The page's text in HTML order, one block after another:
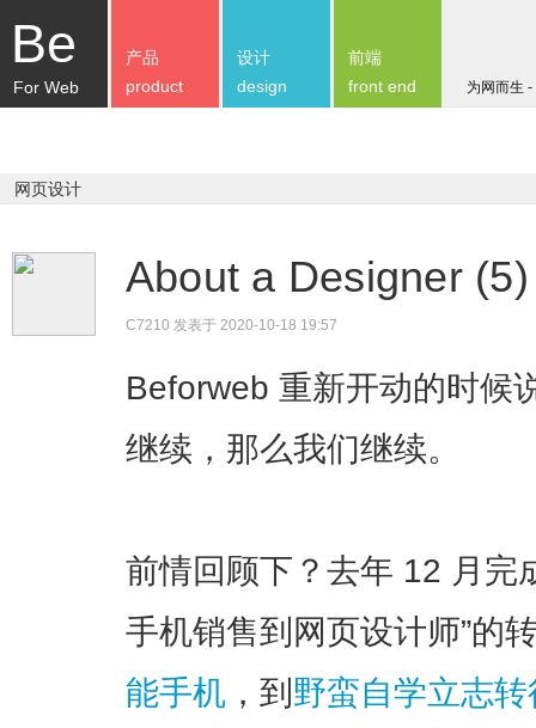
Be
For Web 为网而生
产品
product
设计
design
前端
front end
网页设计
About a Designer
C7210 发表于 2020-10-18 19:57
Beforweb 重新开动的时候
继续，那么我们继续。
前情回顾下？去年 12 月完
手机销售到网页设计师”
能手机 ，到 野蛮自学立志转